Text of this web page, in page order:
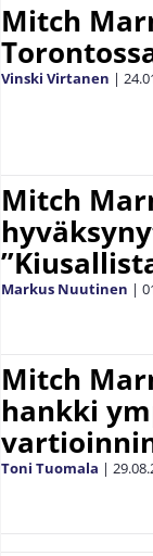
Mitch
Vinski Virtanen |
Mitch
Markus Nuutinen |
Mitch
hankki
Toni Tuomala |